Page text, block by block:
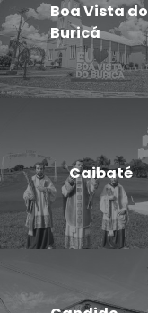
Boa Vista do
Buricá
Caibaté